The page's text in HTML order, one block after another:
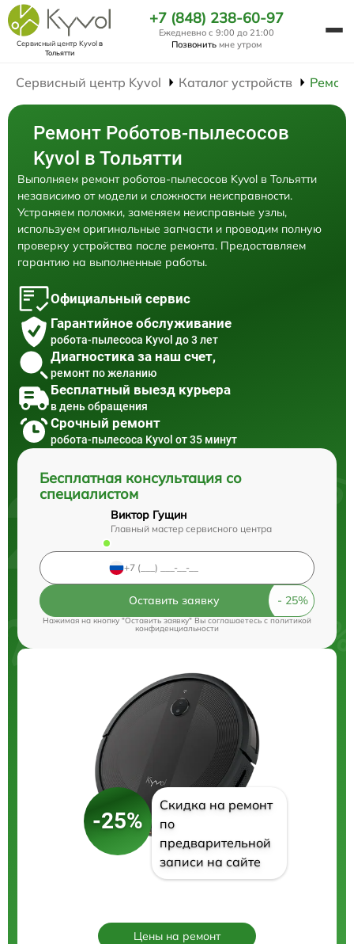
Сервисный центр Kyvolв
Тольятти
+7 (848) 238-60-97
Ежедневно с 9:00 до 21:00
Позвонить мне утром
Сервисный центр Kyvol Каталог устройств
Ремонт Роботов-пылесосов
Kyvol в Тольятти
Выполняем ремонт роботов-пылесосов Kyvol в Тольятти
независимо от модели и сложности неисправности.
Устраняем поломки, заменяем неисправные узлы,
используем оригинальные запчасти и проводим полную
проверку устройства после ремонта. Предоставляем
гарантию на выполненные работы.
Официальный сервис
Гарантийное обслуживание
робота-пылесоса Kyvol до 3 лет
Диагностика за наш счет,
ремонт по желанию
Бесплатный выезд курьера
в день обращения
Срочный ремонт
робота-пылесоса Kyvol от 35 минут
Бесплатная консультация со
специалистом
Виктор Гущин
Главный мастер сервисного центра
Оставить заявку
Нажимая на кнопку "Оставить заявку" Вы соглашаетесь cполитикой
конфиденциальности
-25%
Скидка на ремонт
по
предварительной
записи на сайте
Цены на ремонт